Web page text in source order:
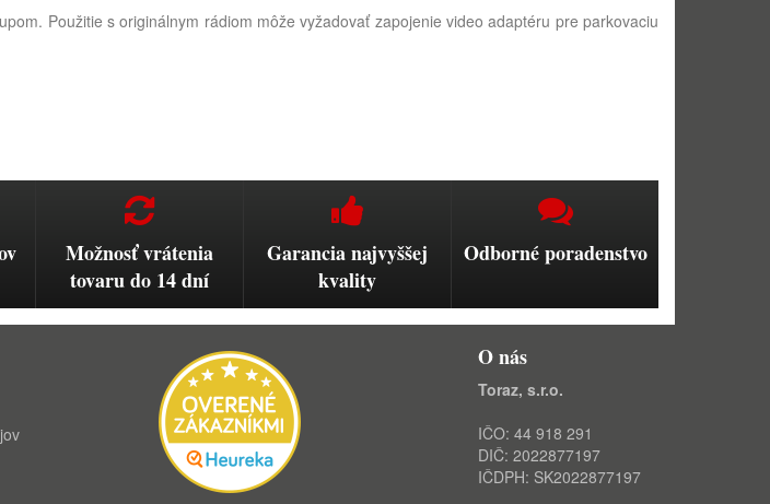
Použitie s originálnym rádiom môže vyžadovať zapojenie video adaptéru pre parkovaciu
Možnosť vrátenia
tovaru do 14 dní
Garancia najvyššej
kvality
Odborné poradenstvo
O nás
Toraz, s.r.o.
IČO: 44 918 291
DIČ: 2022877197
IČDPH: SK2022877197